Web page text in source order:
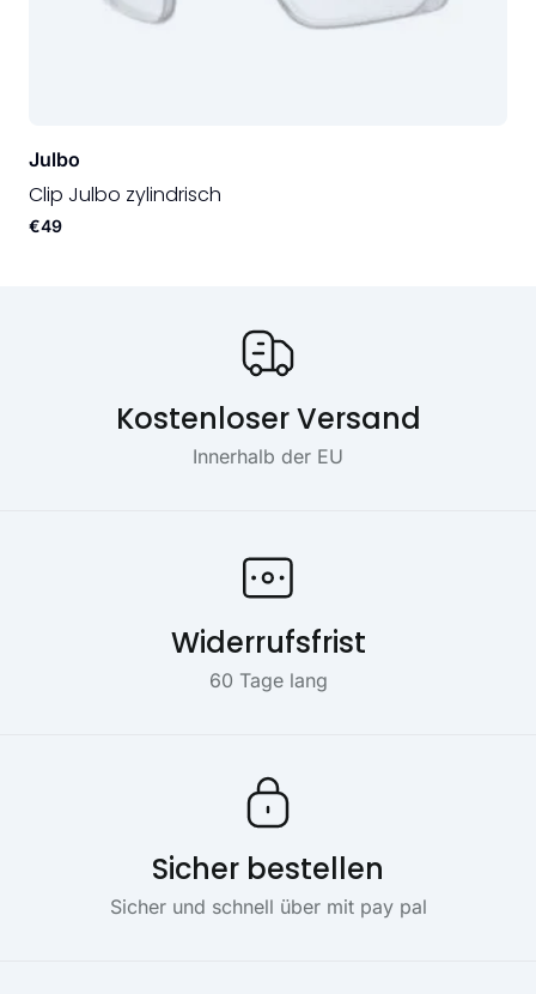
Julbo
Clip Julbo zylindrisch
€49
Kostenloser Versand
Innerhalb der EU
Widerrufsfrist
60 Tage lang
Sicher bestellen
Sicher und schnell über mit pay pal